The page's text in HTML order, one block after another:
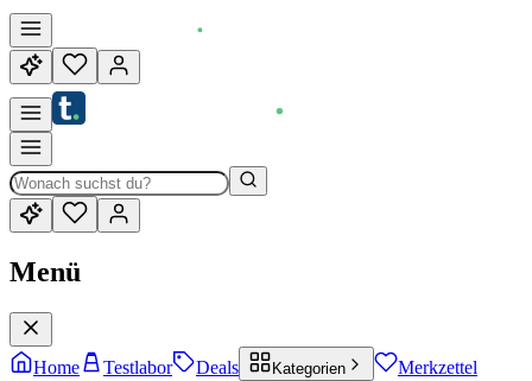
Menü
Home Testlabor Deals Kategorien Merkzettel